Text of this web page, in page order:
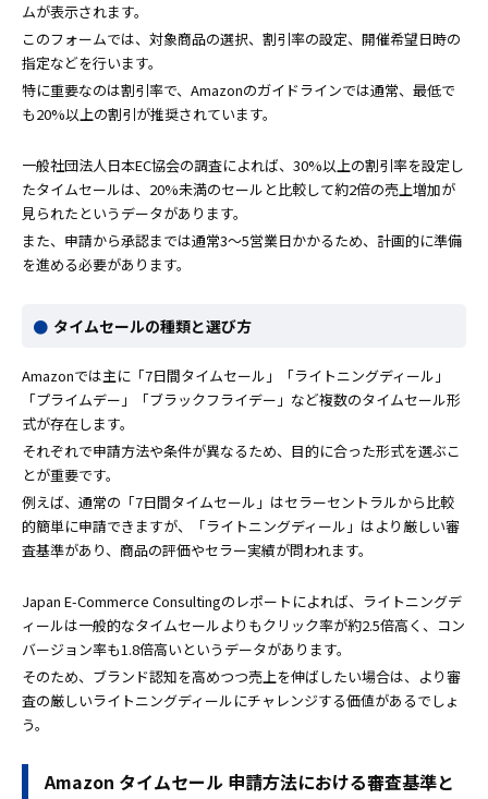
ムが表示されます。
このフォームでは、対象商品の選択、割引率の設定、開催希望日時の
指定などを行います。
特に重要なのは割引率で、Amazonのガイドラインでは通常、最低で
も20%以上の割引が推奨されています。
一般社団法人日本EC協会の調査によれば、30%以上の割引率を設定し
たタイムセールは、20%未満のセールと比較して約2倍の売上増加が
見られたというデータがあります。
また、申請から承認までは通常3〜5営業日かかるため、計画的に準備
を進める必要があります。
タイムセールの種類と選び方
Amazonでは主に「7日間タイムセール」「ライトニングディール」
「プライムデー」「ブラックフライデー」など複数のタイムセール形
式が存在します。
それぞれで申請方法や条件が異なるため、目的に合った形式を選ぶこ
とが重要です。
例えば、通常の「7日間タイムセール」はセラーセントラルから比較
的簡単に申請できますが、「ライトニングディール」はより厳しい審
査基準があり、商品の評価やセラー実績が問われます。
Japan E-Commerce Consultingのレポートによれば、ライトニングデ
ィールは一般的なタイムセールよりもクリック率が約2.5倍高く、コン
バージョン率も1.8倍高いというデータがあります。
そのため、ブランド認知を高めつつ売上を伸ばしたい場合は、より審
査の厳しいライトニングディールにチャレンジする価値があるでしょ
う。
Amazon タイムセール 申請方法における審査基準と